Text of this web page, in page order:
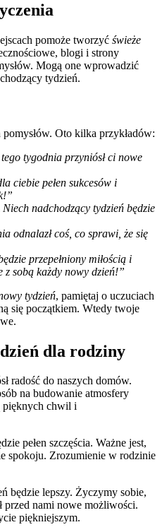
pomoże tworzyć świeże
blogi i strony
Mogą one wprowadzić
tydzień.
Oto kilka przykładów:
tygodnia przyniósł ci nowe
ciebie pełen sukcesów i
nadchodzący tydzień będzie
odnalazł coś, co sprawi, że się
przepełniony miłością i
z sobą każdy nowy dzień!”
tydzień, pamiętaj o uczuciach
się początkiem. Wtedy twoje
dla rodziny
radość do naszych domów.
na budowanie atmosfery
pięknych chwil i
pełen szczęścia. Ważne jest,
spokoju. Zrozumienie w rodzinie
będzie lepszy. Życzymy sobie,
przed nami nowe możliwości.
piękniejszym.